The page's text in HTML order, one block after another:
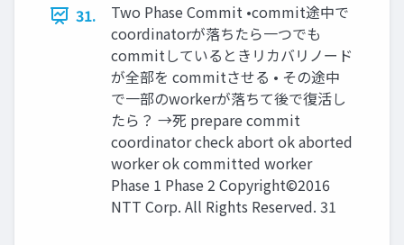
31.
Two Phase Commit •commit途中で
coordinatorが落ちたら一つでも
commitしているときリカバリノード
が全部を commitさせる • その途中
で一部のworkerが落ちて後で復活し
たら？ →死 prepare commit
coordinator check abort ok aborted
worker ok committed worker
Phase 1 Phase 2 Copyright©2016
NTT Corp. All Rights Reserved. 31